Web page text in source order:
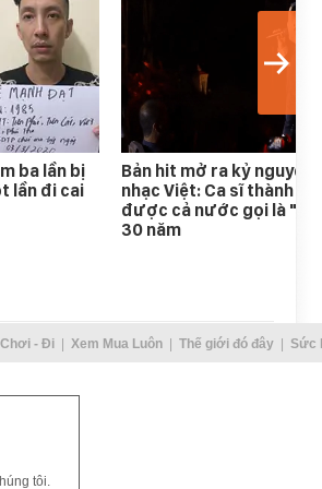
ba lần bị
lần đi cai
Bản hit mở ra kỷ nguyên
nhạc Việt: Ca sĩ thành
được cả nước gọi là "Anh
30 năm
- Đi Xem Mua Luôn Thế giới đó đây Sức
tôi.